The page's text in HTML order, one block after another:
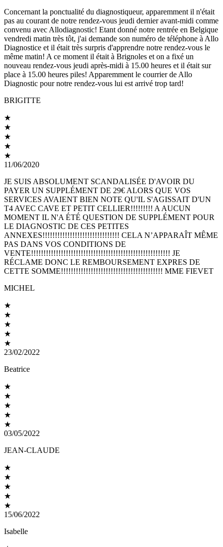
Concernant la ponctualité du diagnostiqueur, apparemment il n'était
pas au courant de notre rendez-vous jeudi dernier avant-midi comme
convenu avec Allodiagnostic! Etant donné notre rentrée en Belgique
vendredi matin très tôt, j'ai demande son numéro de téléphone à Allo
Diagnostice et il était très surpris d'apprendre notre rendez-vous le
même matin! A ce moment il était à Brignoles et on a fixé un
nouveau rendez-vous jeudi après-midi à 15.00 heures et il était sur
place à 15.00 heures piles! Apparemment le courrier de Allo
Diagnostic pour notre rendez-vous lui est arrivé trop tard!
BRIGITTE
★
★
★
★
★
11/06/2020
JE SUIS ABSOLUMENT SCANDALISÉE D'AVOIR DU
PAYER UN SUPPLÉMENT DE 29€ ALORS QUE VOS
SERVICES AVAIENT BIEN NOTE QU'IL S'AGISSAIT D'UN
T4 AVEC CAVE ET PETIT CELLIER!!!!!!!!! A AUCUN
MOMENT IL N'A ÉTÉ QUESTION DE SUPPLÉMENT POUR
LE DIAGNOSTIC DE CES PETITES
ANNEXES!!!!!!!!!!!!!!!!!!!!!!!!!!!!!!! CELA N’APPARAÎT MÊME
PAS DANS VOS CONDITIONS DE
VENTE!!!!!!!!!!!!!!!!!!!!!!!!!!!!!!!!!!!!!!!!!!!!!!!!!!!!!!!! JE
RÉCLAME DONC LE REMBOURSEMENT EXPRES DE
CETTE SOMME!!!!!!!!!!!!!!!!!!!!!!!!!!!!!!!!!!!!!!!!! MME FIEVET
MICHEL
★
★
★
★
★
23/02/2022
Beatrice
★
★
★
★
★
03/05/2022
JEAN-CLAUDE
★
★
★
★
★
15/06/2022
Isabelle